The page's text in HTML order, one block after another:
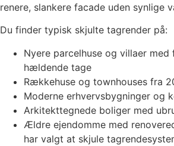
renere, slankere facade uden synlige
Du finder typisk skjulte tagrender på:
Nyere parcelhuse og villaer med
hældende tage
Rækkehuse og townhouses fra
Moderne erhvervsbygninger og
Arkitekttegnede boliger med
Ældre ejendomme med
har valgt at skjule